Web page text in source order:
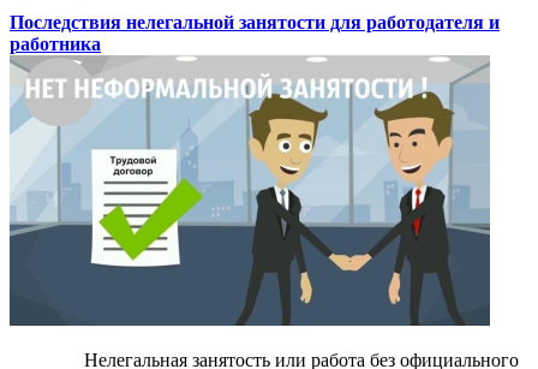
Последствия нелегальной занятости для работодателя и
работника
Нелегальная занятость или работа без официального